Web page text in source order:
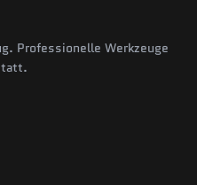
Professionelle Werkzeuge